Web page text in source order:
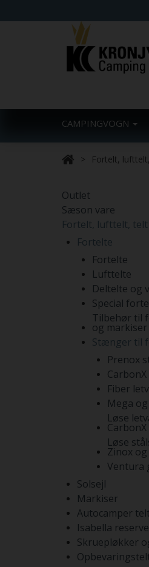
CAMPINGVOGN
Fortelt,
Outlet
Sæson vare
Fortelt, lufttelt,
Fortelte
Fortelte
Lufttelte
Deltelte og
Special
Tilbehør til
og markiser
Stænger til
Prenox
Fiber
Mega
Løse
Løse
Zinox
Ventura
Solsejl
Markiser
Autocamper
Isabella
Skruepløkker